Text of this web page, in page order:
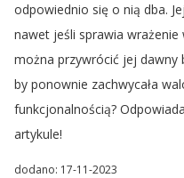
odpowiednio się o nią dba.
nawet jeśli sprawia wrażenie
można przywrócić jej dawny
by ponownie zachwycała
funkcjonalnością?
artykule!
dodano: 17-11-2023